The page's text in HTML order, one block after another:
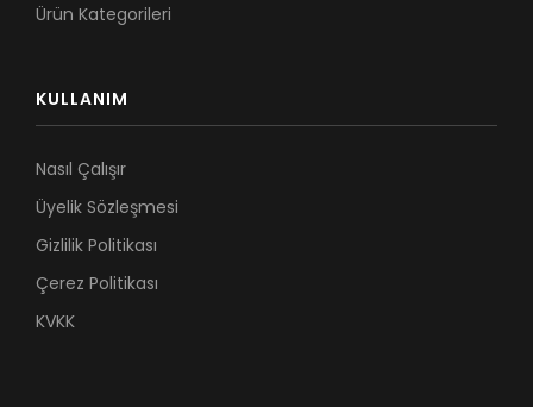
Ürün Kategorileri
KULLANIM
Nasıl Çalışır
Üyelik Sözleşmesi
Gizlilik Politikası
Çerez Politikası
KVKK